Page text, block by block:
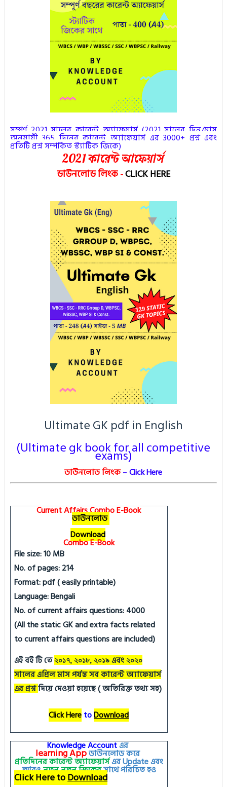
সম্পূর্ণ 2021 সালের কারেন্ট অ্যাফেয়ার্স (2021 সালের দিন/মাস
অনুযায়ী 365 দিনের কারেন্ট অ্যাফেয়ার্স এর 3000+ প্রশ্ন এবং
প্রতিটি প্রশ্ন সম্পর্কিত স্ট্যাটিক জিকে)
2021 কারেন্ট আফেয়ার্স
ডাউনলোড লিংক-CLICK HERE
Ultimate GK pdf in English
(Ultimate gk book for all competitive
exams)
ডাউনলোড লিংক–Click Here
Current Affairs Combo E-Book
ডাউনলোড
Download
Combo E-Book
File size: 10 MB
No. of pages: 214
Format: pdf ( easily printable)
Language: Bengali
No. of current affairs questions: 4000
(All the static GK and extra facts related
to current affairs questions are included)
এই বই টি তে ২০১৭, ২০১৮, ২০১৯ এবং২০২০
সালের এপ্রিল মাস পর্যন্ত সব কারেন্ট অ্যাফেয়ার্স
এর প্রশ্নদিয়ে দেওয়া হয়েছে ( অতিরিক্ত তথ্য সহ)
Click HeretoDownload
Knowledge Accountএর
learningAppডাউনলোড করে
প্রতিদিনের কারেন্ট অ্যাফেয়ার্সএরUpdateএবং
আরওনতুননতুনজিকেরসাথে পরিচিত হও
Click Here toDownload